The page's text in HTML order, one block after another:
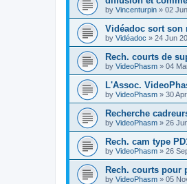
by Vincenturpin » 02
Vidéadoc sort son
by Vidéadoc » 24 Jun
Rech. courts de
by VideoPhasm » 04
L'Assoc.
by VideoPhasm » 30
Recherche
by VideoPhasm » 26
Rech. cam type
by VideoPhasm » 26
Rech. courts pour
by VideoPhasm » 05